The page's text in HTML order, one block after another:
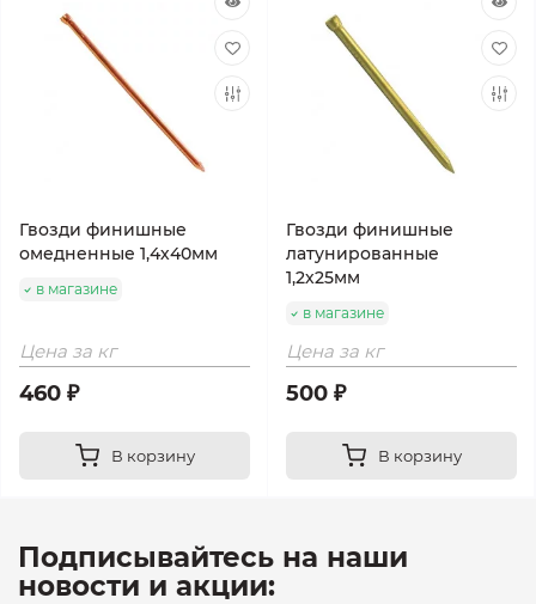
Гвозди финишные
омедненные 1,4х40мм
в магазине
Цена за кг
460 ₽
В корзину
Гвозди финишные
латунированные
1,2х25мм
в магазине
Цена за кг
500 ₽
В корзину
Подписывайтесь на наши
новости и акции: